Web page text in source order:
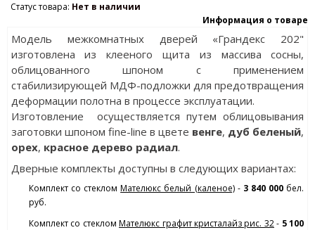
Статус товара: Нет в наличии
Информация о товаре
Модель межкомнатных дверей «Грандекс 202"
изготовлена из клееного щита из массива сосны,
облицованного шпоном с применением
стабилизирующей МДФ-подложки для предотвращения
деформации полотна в процессе эксплуатации.
Изготовление осуществляется путем облицовывания
заготовки шпоном fine-line в цвете венге, дуб беленый,
орех, красное дерево радиал.
Дверные комплекты доступны в следующих вариантах:
Комплект со стекломМателюкс белый (каленое)- 3 840 000 бел.
руб.
Комплект со стекломМателюкс графит кристалайз рис. 32- 5 100